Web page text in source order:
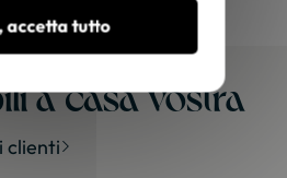
a casa vostra
clienti
accetta tutto